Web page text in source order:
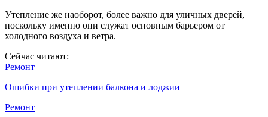
Утепление же наоборот, более важно для уличных дверей,
поскольку именно они служат основным барьером от
холодного воздуха и ветра.
Сейчас читают:
Ремонт
Ошибки при утеплении балкона и лоджии
Ремонт